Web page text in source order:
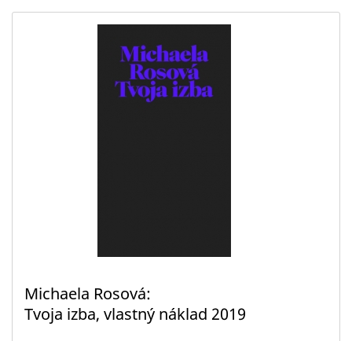
Michaela Rosová
Tvoja izba, vlastný náklad 2019